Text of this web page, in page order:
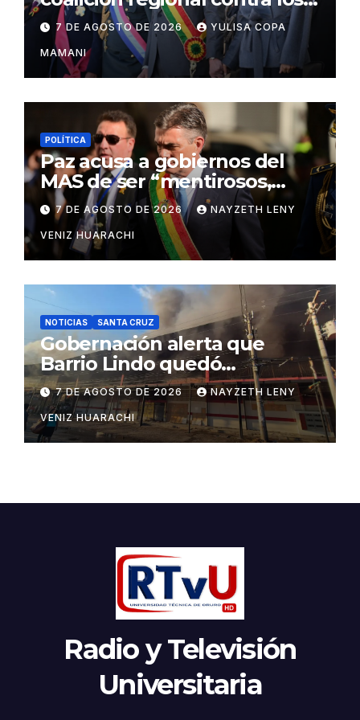
cárteles del narcotráfico
7 DE AGOSTO DE 2026 YULISA COPA
MAMANI
POLÍTICA
Paz acusa a gobiernos del
MAS de ser “mentirosos,
ladrones y flojos”
7 DE AGOSTO DE 2026 NAYZETH LENY
VENIZ HUARACHI
NOTICIAS SANTA CRUZ
Gobernación alerta que
Barrio Lindo quedó
inutilizable
7 DE AGOSTO DE 2026 NAYZETH LENY
VENIZ HUARACHI
Radio y Televisión
Universitaria